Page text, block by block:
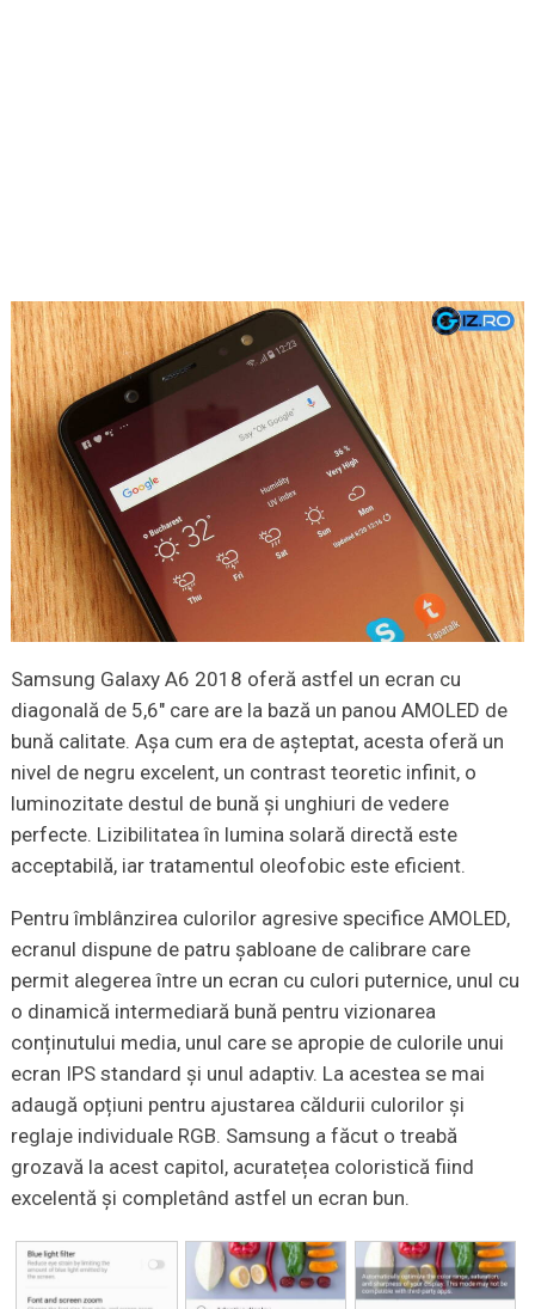
Samsung Galaxy A6 2018 oferă astfel un ecran cu
diagonală de 5,6″ care are la bază un panou AMOLED de
bună calitate. Așa cum era de așteptat, acesta oferă un
nivel de negru excelent, un contrast teoretic infinit, o
luminozitate destul de bună și unghiuri de vedere
perfecte. Lizibilitatea în lumina solară directă este
acceptabilă, iar tratamentul oleofobic este eficient.
Pentru îmblânzirea culorilor agresive specifice AMOLED,
ecranul dispune de patru șabloane de calibrare care
permit alegerea între un ecran cu culori puternice, unul cu
o dinamică intermediară bună pentru vizionarea
conținutului media, unul care se apropie de culorile unui
ecran IPS standard și unul adaptiv. La acestea se mai
adaugă opțiuni pentru ajustarea căldurii culorilor și
reglaje individuale RGB. Samsung a făcut o treabă
grozavă la acest capitol, acuratețea coloristică fiind
excelentă și completând astfel un ecran bun.